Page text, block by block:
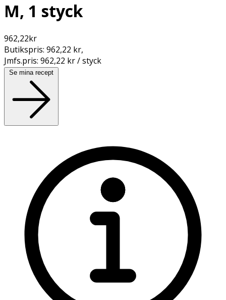
M, 1 styck
962,22kr
Butikspris: 962,22 kr,
Jmfs.pris: 962,22 kr / styck
Se mina recept